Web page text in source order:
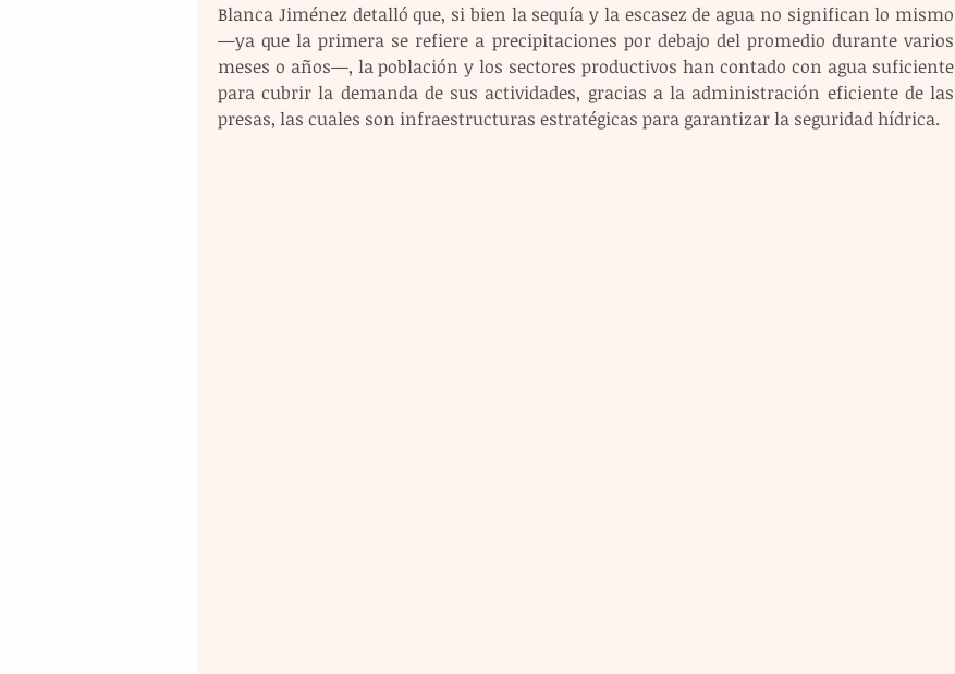
Blanca Jiménez detalló que, si bien la sequía y la escasez de agua no significan lo mismo
—ya que la primera se refiere a precipitaciones por debajo del promedio durante varios
meses o años—, la población y los sectores productivos han contado con agua suficiente
para cubrir la demanda de sus actividades, gracias a la administración eficiente de las
presas, las cuales son infraestructuras estratégicas para garantizar la seguridad hídrica.